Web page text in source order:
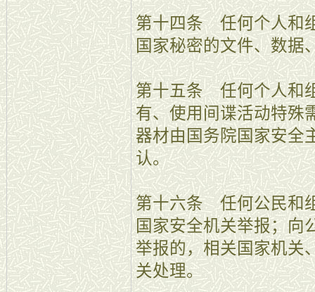
第十四条 任何个人和
国家秘密的文件、数据
第十五条 任何个人和
有、使用间谍活动特殊
器材由国务院国家安全
认。
第十六条 任何公民和
国家安全机关举报；向
举报的，相关国家机关
关处理。